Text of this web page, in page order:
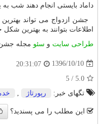
داماد بایستی انجام دهند شب به
جشن ازدواج می تواند
اطلاعات بتوانند به بهترین شکل
طراحی سایت و سئو مجله
1396/10/10
20:31:07
5.0
/
5
تگهای خبر:
رپورتاژ
این مطلب را می پسندید؟